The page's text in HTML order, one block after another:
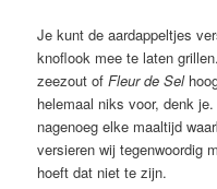
Je kunt de aardappeltjes
knoflook mee te laten
zeezout ofFleur de Sel
helemaal niks voor, denk
nagenoeg elke maaltijd
versieren wij tegenwoordig
hoeft dat niet te zijn.